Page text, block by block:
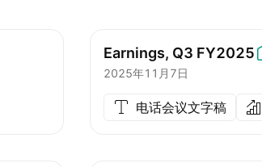
Earnings, Q3 FY2025
2025年11月7日
电话会议文字稿